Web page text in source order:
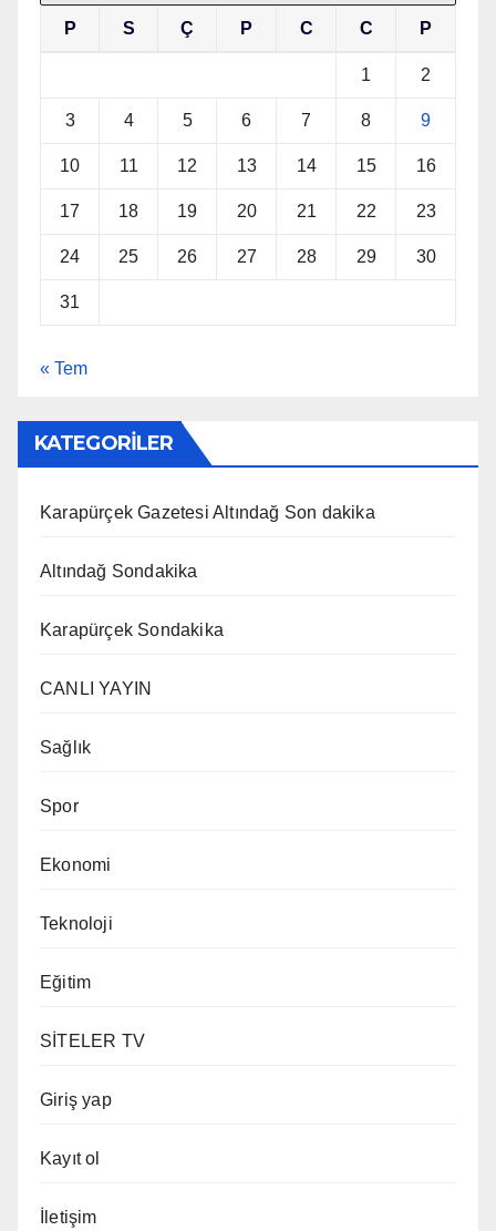
P S Ç P C C P
1 2
3 4 5 6 7 8 9
10 11 12 13 14 15 16
17 18 19 20 21 22 23
24 25 26 27 28 29 30
31
« Tem
KATEGORİLER
Karapürçek Gazetesi Altındağ Son dakika
Altındağ Sondakika
Karapürçek Sondakika
CANLI YAYIN
Sağlık
Spor
Ekonomi
Teknoloji
Eğitim
SİTELER TV
Giriş yap
Kayıt ol
İletişim